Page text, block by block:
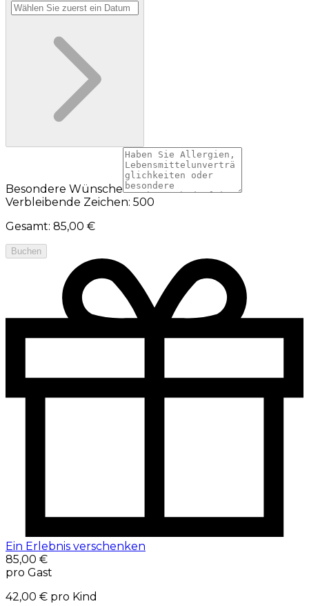
Besondere Wünsche
Verbleibende Zeichen: 500
Gesamt: 85,00 €
Buchen
Ein Erlebnis verschenken
85,00 €
pro Gast
42,00 € pro Kind